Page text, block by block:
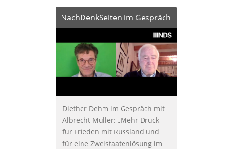
NachDenkSeiten im Gespräch
Diether Dehm im Gespräch mit
Albrecht Müller: „Mehr Druck
für Frieden mit Russland und
für eine Zweistaatenlösung im